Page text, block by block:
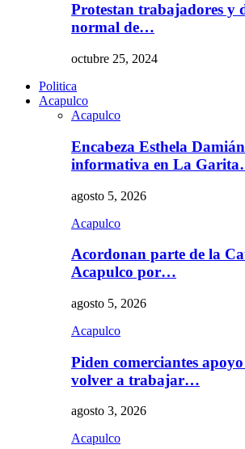
Protestan trabajadores y
normal de…
octubre 25, 2024
Politica
Acapulco
Acapulco
Encabeza Esthela
informativa en La
agosto 5, 2026
Acapulco
Acordonan parte de la
Acapulco por…
agosto 5, 2026
Acapulco
Piden comerciantes
volver a trabajar…
agosto 3, 2026
Acapulco